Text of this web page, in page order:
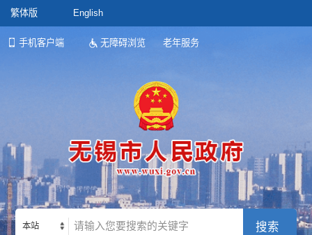
繁体版 English
手机客户端 无障碍浏览 老年服务
本站